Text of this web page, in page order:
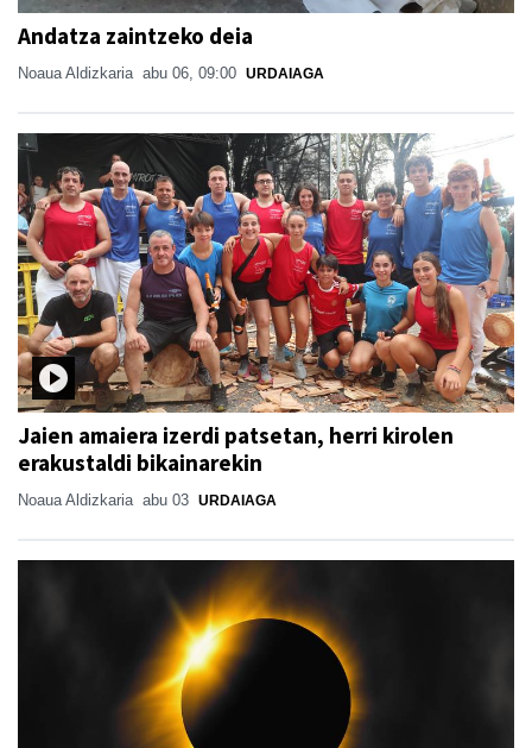
Andatza zaintzeko deia
Noaua Aldizkaria abu 06, 09:00 URDAIAGA
Jaien amaiera izerdi patsetan, herri kirolen
erakustaldi bikainarekin
Noaua Aldizkaria abu 03 URDAIAGA